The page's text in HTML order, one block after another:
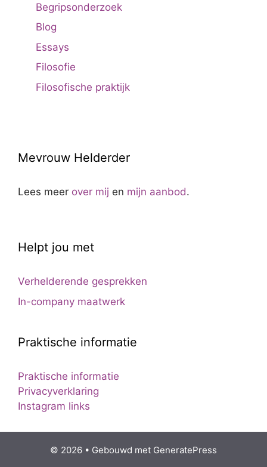
Begripsonderzoek
Blog
Essays
Filosofie
Filosofische praktijk
Mevrouw Helderder
Lees meer over mij en mijn aanbod.
Helpt jou met
Verhelderende gesprekken
In-company maatwerk
Praktische informatie
Praktische informatie
Privacyverklaring
Instagram links
© 2026 • Gebouwd met GeneratePress